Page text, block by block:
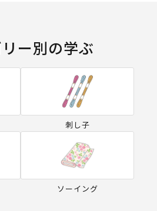
ー別の学ぶ
刺し子
ソーイング